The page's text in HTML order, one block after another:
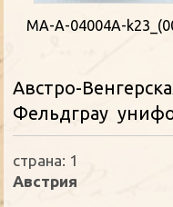
MA-A-04004A-
Австро-
Фельдграу
страна: 1
Австрия